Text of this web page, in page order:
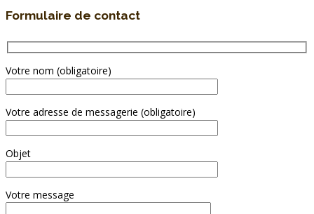
Formulaire de contact
Votre nom (obligatoire)
Votre adresse de messagerie (obligatoire)
Objet
Votre message